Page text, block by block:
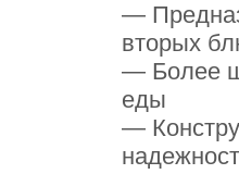
—
вторых
— Более
еды
—